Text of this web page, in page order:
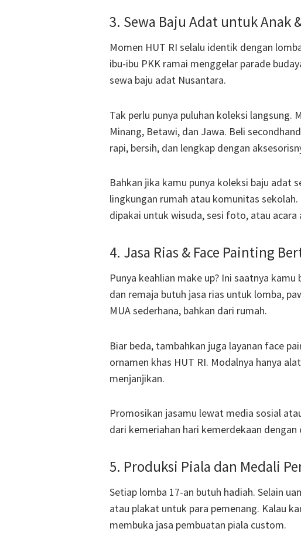
3. Sewa Baju Adat untuk Anak
Momen HUT RI selalu identik dengan
ibu-ibu PKK ramai menggelar parade
sewa baju adat Nusantara.
Tak perlu punya puluhan koleksi langsung.
Minang, Betawi, dan Jawa. Beli
rapi, bersih, dan lengkap dengan
Bahkan jika kamu punya koleksi baju adat
lingkungan rumah atau komunitas
dipakai untuk wisuda, sesi foto, atau acara
4. Jasa Rias & Face Painting
Punya keahlian make up? Ini saatnya
dan remaja butuh jasa rias untuk lomba,
MUA sederhana, bahkan dari rumah.
Biar beda, tambahkan juga layanan face
ornamen khas HUT RI. Modalnya hanya
menjanjikan.
Promosikan jasamu lewat media sosial
dari kemeriahan hari kemerdekaan
5. Produksi Piala dan Medali
Setiap lomba 17-an butuh hadiah. Selain
atau plakat untuk para pemenang. Kalau
membuka jasa pembuatan piala custom.